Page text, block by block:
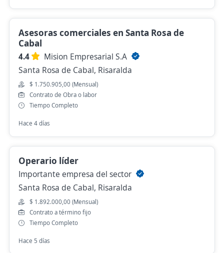
Asesoras comerciales en Santa Rosa de
Cabal
4.4
Mision Empresarial S.A
Santa Rosa de Cabal, Risaralda
$ 1.750.905,00 (Mensual)
Contrato de Obra o labor
Tiempo Completo
Hace 4 días
Operario líder
Importante empresa del sector
Santa Rosa de Cabal, Risaralda
$ 1.892.000,00 (Mensual)
Contrato a término fijo
Tiempo Completo
Hace 5 días